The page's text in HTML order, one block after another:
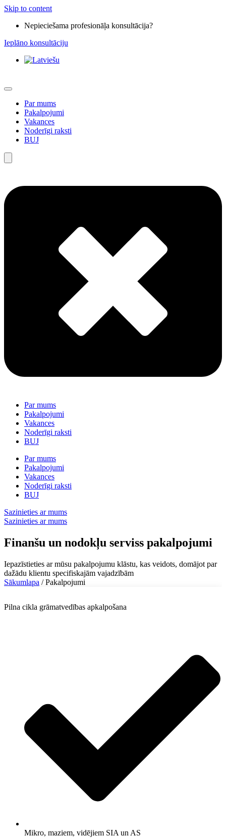
Skip to content
Nepieciešama profesionāļa konsultācija?
Ieplāno konsultāciju
Par mums
Pakalpojumi
Vakances
Noderīgi raksti
BUJ
Par mums
Pakalpojumi
Vakances
Noderīgi raksti
BUJ
Par mums
Pakalpojumi
Vakances
Noderīgi raksti
BUJ
Sazinieties ar mums
Sazinieties ar mums
Finanšu un nodokļu serviss pakalpojumi​
Iepazīstieties ar mūsu pakalpojumu klāstu, kas veidots, domājot par
dažādu klientu specifiskajām vajadzībām
Sākumlapa /Pakalpojumi
Pilna cikla grāmatvedības apkalpošana
Mikro, maziem, vidējiem SIA un AS